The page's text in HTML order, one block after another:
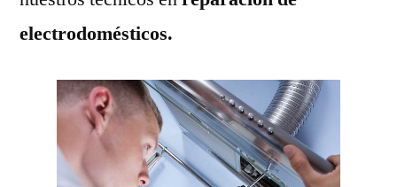
electrodomésticos.